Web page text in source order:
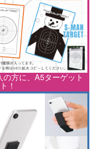
方に、A5ターゲット
！